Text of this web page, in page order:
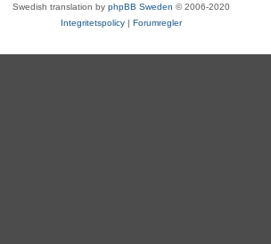
Swedish translation by phpBB Sweden © 2006-2020
Integritetspolicy | Forumregler